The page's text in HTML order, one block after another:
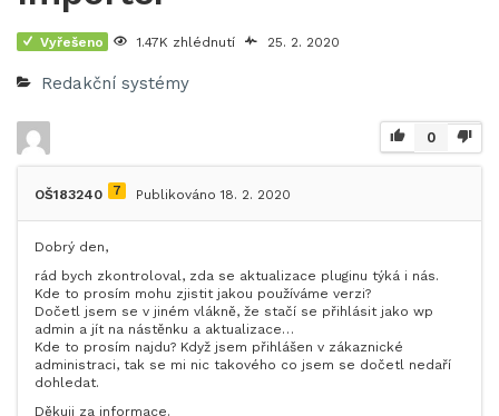
Vyřešeno 1.47K zhlédnutí 25. 2. 2020
Redakční systémy
0
OŠ183240 7 Publikováno 18. 2. 2020
Dobrý den,
rád bych zkontroloval, zda se aktualizace pluginu týká i nás.
Kde to prosím mohu zjistit jakou používáme verzi?
Dočetl jsem se v jiném vlákně, že stačí se přihlásit jako wp
admin a jít na nástěnku a aktualizace…
Kde to prosím najdu? Když jsem přihlášen v zákaznické
administraci, tak se mi nic takového co jsem se dočetl nedaří
dohledat.
Děkuji za informace.